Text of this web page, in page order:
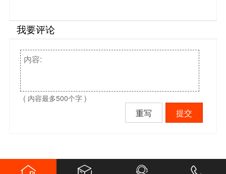
我要评论
( 内容最多500个字 )
重写 提交